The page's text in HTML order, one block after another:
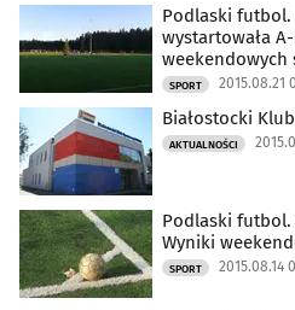
Podlaski futbol.
wystartowała
weekendowych
SPORT 2015.08.21
Białostocki
AKTUALNOŚCI
Podlaski futbol.
Wyniki
SPORT 2015.08.14